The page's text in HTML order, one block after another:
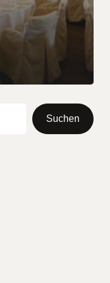
Suchen